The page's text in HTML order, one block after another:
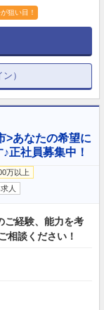
狙い目！
）
>あなたの希望に
正社員募集中！
万以上
人
経験、能力を考
相談ください！